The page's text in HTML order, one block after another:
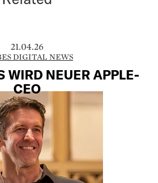
21.04.26
DIGITAL NEWS
WIRD NEUER APPLE-
CEO